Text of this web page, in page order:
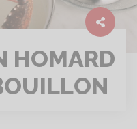
HOMARD